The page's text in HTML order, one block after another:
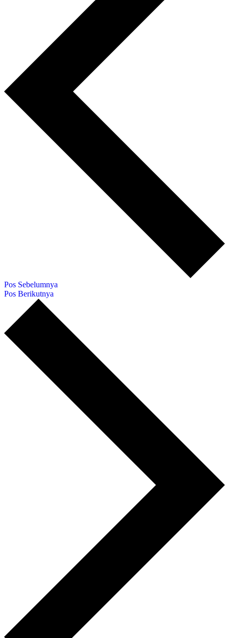
Pos Sebelumnya
Pos Berikutnya